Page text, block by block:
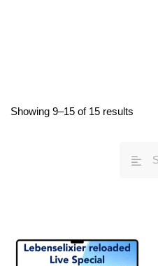
Showing 9–15 of 15 results